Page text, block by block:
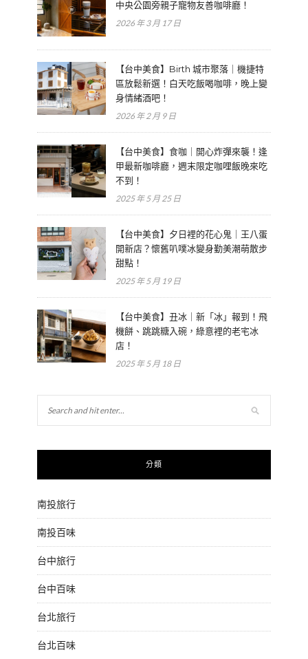
中央公園旁親子寵物友善咖啡廳！
2026 年 3 月 17 日
【台中美食】Birth 城市聚落｜機捷特
區放鬆新選！白天吃飯喝咖啡，晚上變
身情緒酒吧！
2026 年 2 月 9 日
【台中美食】食咖｜開心炸彈來襲！逢
甲最新咖啡廳，週末限定咖哩飯晚來吃
不到！
2025 年 5 月 25 日
【台中美食】夕日裡的花心鬼｜王八蛋
開新店？懷舊叭噗冰變身勤美潮萌散步
甜點！
2025 年 5 月 19 日
【台中美食】丑冰｜新「冰」報到！飛
機餅、跳跳糖入碗，綠意裡的老宅冰
店！
2025 年 5 月 18 日
分類
南投旅行
南投百味
台中旅行
台中百味
台北旅行
台北百味